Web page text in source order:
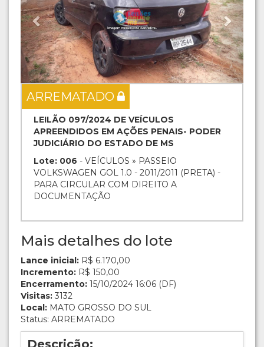
ARREMATADO
LEILÃO 097/2024 DE VEÍCULOS
APREENDIDOS EM AÇÕES PENAIS- PODER
JUDICIÁRIO DO ESTADO DE MS
Lote: 006 - VEÍCULOS » PASSEIO
VOLKSWAGEN GOL 1.0 - 2011/2011 (PRETA) -
PARA CIRCULAR COM DIREITO A
DOCUMENTAÇÃO
Mais detalhes do lote
Lance inicial: R$ 6.170,00
Incremento: R$ 150,00
Encerramento: 15/10/2024 16:06 (DF)
Visitas: 3132
Local: MATO GROSSO DO SUL
Status: ARREMATADO